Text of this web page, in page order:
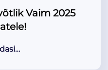
Vaim 2025